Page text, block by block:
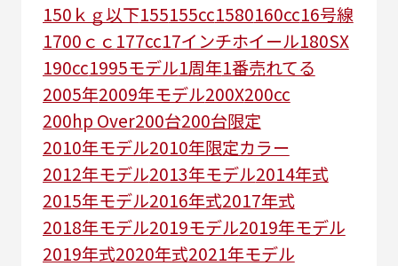
150ｋｇ以下155155cc1580160cc16号線
1700ｃｃ 177cc17インチホイール180SX
190cc1995モデル1周年1番売れてる
2005年2009年モデル200X200cc
200hp Over200台200台限定
2010年モデル2010年限定カラー
2012年モデル2013年モデル2014年式
2015年モデル2016年式2017年式
2018年モデル2019モデル2019年モデル
2019年式2020年式2021年モデル